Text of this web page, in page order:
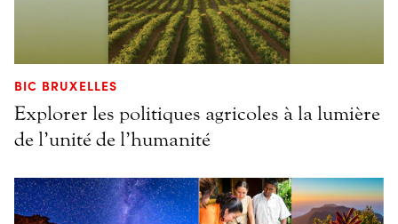
BIC BRUXELLES
Explorer les politiques agricoles à la lumière
de l’unité de l’humanité